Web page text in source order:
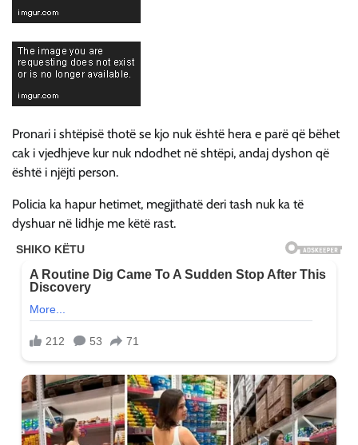
Pronari i shtëpisë thotë se kjo nuk është hera e parë që bëhet
cak i vjedhjeve kur nuk ndodhet në shtëpi, andaj dyshon që
është i njëjti person.
Policia ka hapur hetimet, megjithatë deri tash nuk ka të
dyshuar në lidhje me këtë rast.